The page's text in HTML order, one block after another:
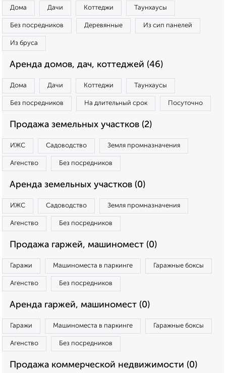
Дома Дачи Коттеджи Таунхаусы
Без посредников Деревянные Из сип панелей
Из бруса
Аренда домов, дач, коттеджей (46)
Дома Дачи Коттеджи Таунхаусы
Без посредников На длительный срок Посуточно
Продажа земельных участков (2)
ИЖС Садоводство Земля промназначения
Агенство Без посредников
Аренда земельных участков (0)
ИЖС Садоводство Земля промназначения
Агенство Без посредников
Продажа гаржей, машиномест (0)
Гаражи Машиноместа в паркинге Гаражные боксы
Агенство Без посредников
Аренда гаржей, машиномест (0)
Гаражи Машиноместа в паркинге Гаражные боксы
Агенство Без посредников
Продажа коммерческой недвижимости (0)